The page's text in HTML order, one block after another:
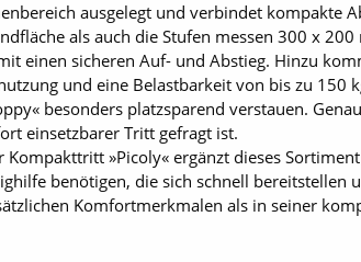
ausgelegt und verbindet kompakte
als auch die Stufen messen 300 x
einen sicheren Auf- und Abstieg. Hinzu
und eine Belastbarkeit von bis zu 150
besonders platzsparend verstauen.
einsetzbarer Tritt gefragt ist.
Kompakttritt »Picoly« ergänzt dieses
benötigen, die sich schnell bereitstellen
Komfortmerkmalen als in seiner